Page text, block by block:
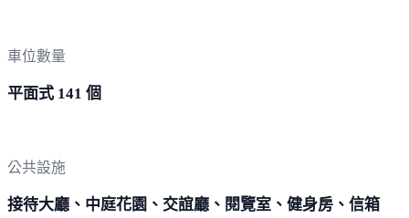
車位數量
平面式 141 個
公共設施
接待大廳、中庭花園、交誼廳、閱覽室、健身房、信箱